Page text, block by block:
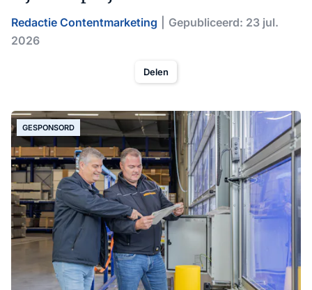
Redactie Contentmarketing
Gepubliceerd: 23 jul.
2026
Delen
GESPONSORD